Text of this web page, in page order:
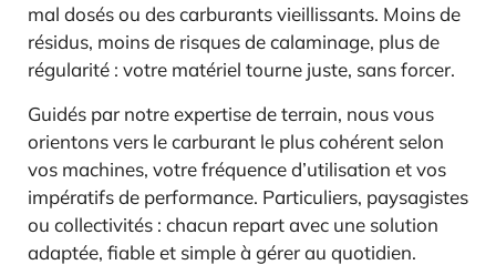
mal dosés ou des carburants vieillissants. Moins de
résidus, moins de risques de calaminage, plus de
régularité : votre matériel tourne juste, sans forcer.
Guidés par notre expertise de terrain, nous vous
orientons vers le carburant le plus cohérent selon
vos machines, votre fréquence d’utilisation et vos
impératifs de performance. Particuliers, paysagistes
ou collectivités : chacun repart avec une solution
adaptée, fiable et simple à gérer au quotidien.